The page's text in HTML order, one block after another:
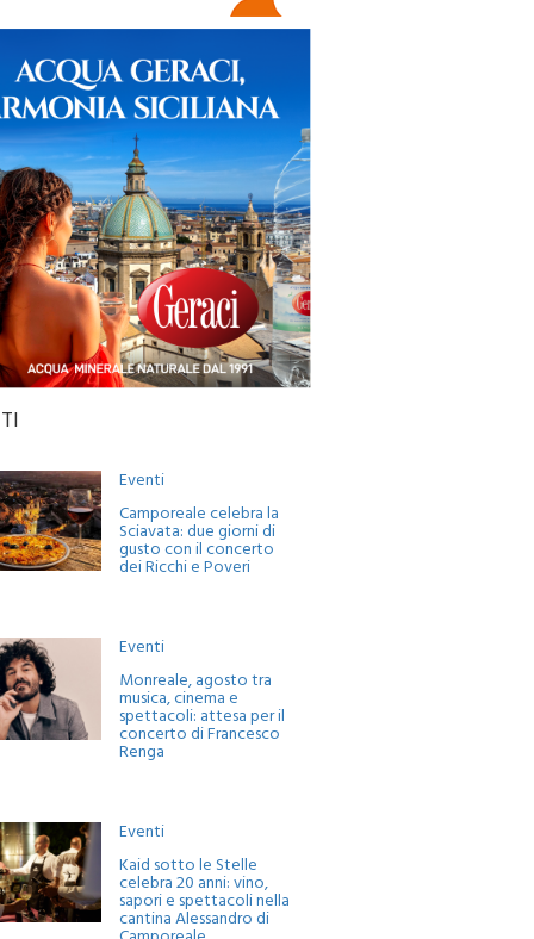
Eventi
Camporeale celebra la
Sciavata: due giorni di
gusto con il concerto
dei Ricchi e Poveri
Eventi
Monreale, agosto tra
musica, cinema e
spettacoli: attesa per il
concerto di Francesco
Renga
Eventi
Kaid sotto le Stelle
celebra 20 anni: vino,
sapori e spettacoli nella